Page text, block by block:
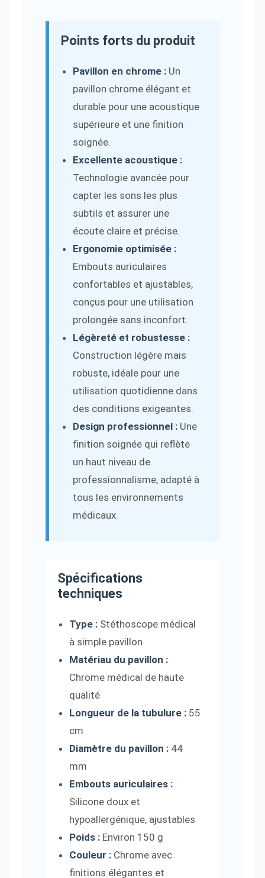
Points forts du produit
Pavillon en chrome : Un
pavillon chrome élégant et
durable pour une acoustique
supérieure et une finition
soignée.
Excellente acoustique :
Technologie avancée pour
capter les sons les plus
subtils et assurer une
écoute claire et précise.
Ergonomie optimisée :
Embouts auriculaires
confortables et ajustables,
conçus pour une utilisation
prolongée sans inconfort.
Légèreté et robustesse :
Construction légère mais
robuste, idéale pour une
utilisation quotidienne dans
des conditions exigeantes.
Design professionnel : Une
finition soignée qui reflète
un haut niveau de
professionnalisme, adapté à
tous les environnements
médicaux.
Spécifications
techniques
Type : Stéthoscope médical
à simple pavillon
Matériau du pavillon :
Chrome médical de haute
qualité
Longueur de la tubulure : 55
cm
Diamètre du pavillon : 44
mm
Embouts auriculaires :
Silicone doux et
hypoallergénique, ajustables
Poids : Environ 150 g
Couleur : Chrome avec
finitions élégantes et